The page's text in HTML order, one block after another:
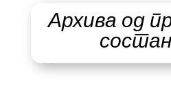
Архива од